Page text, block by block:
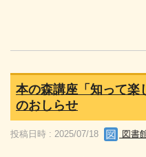
本の森講座「知って楽
のおしらせ
投稿日時 : 2025/07/18 図書